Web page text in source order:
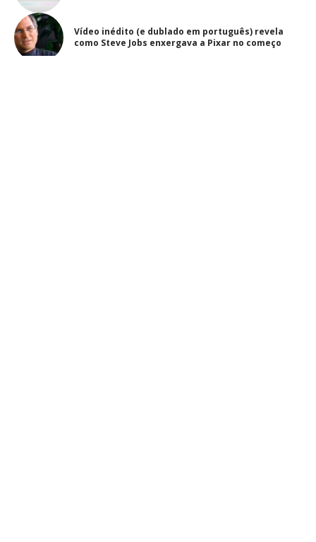
Vídeo inédito (e dublado em português) revela
como Steve Jobs enxergava a Pixar no começo